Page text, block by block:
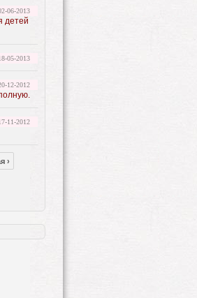
06-2013
детей
05-2013
12-2012
11-2012
›